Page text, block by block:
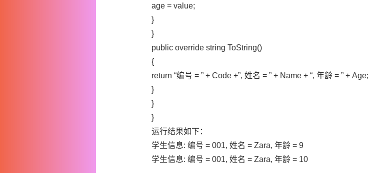
age = value;
}
}
public override string ToString()
{
return “编号 = ” + Code +”, 姓名 = ” + Name + “, 年龄 = ” + Age;
}
}
}
运行结果如下：
学生信息: 编号 = 001, 姓名 = Zara, 年龄 = 9
学生信息: 编号 = 001, 姓名 = Zara, 年龄 = 10